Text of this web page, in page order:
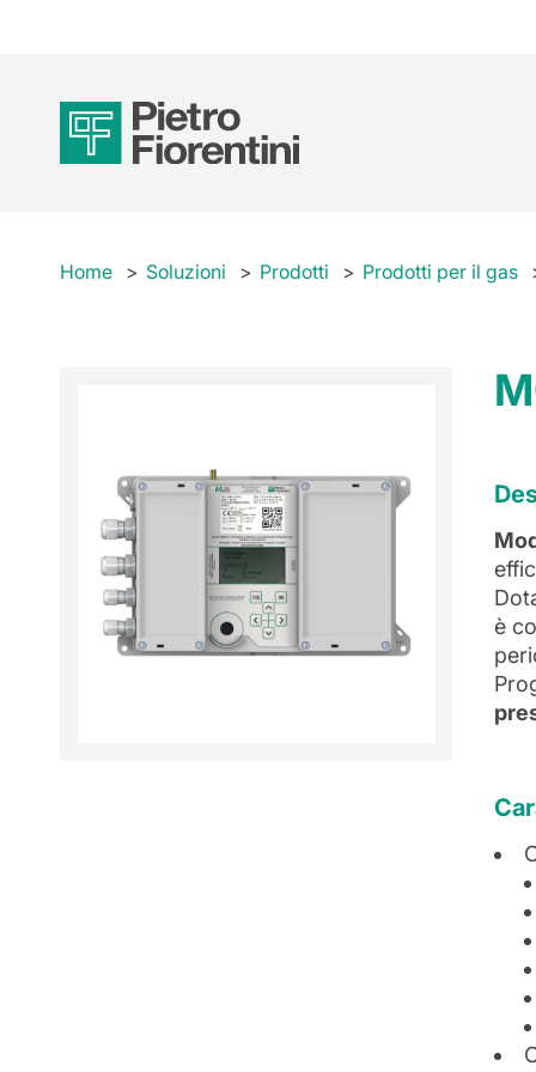
Home Soluzioni Prodotti Prodotti per il gas
è